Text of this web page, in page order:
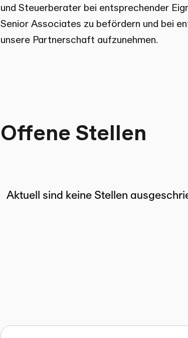
und Steuerberater bei entsprechender
Senior Associates zu befördern und bei
unsere Partnerschaft aufzunehmen.
Offene Stellen